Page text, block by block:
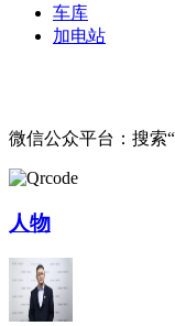
车库
加电站
微信公众平台：搜索
人物